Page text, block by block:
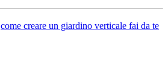
come creare un giardino verticale fai da te